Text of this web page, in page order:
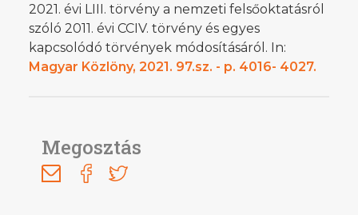
2021. évi LIII. törvény a nemzeti felsőoktatásról
szóló 2011. évi CCIV. törvény és egyes
kapcsolódó törvények módosításáról. In:
Magyar Közlöny, 2021. 97.sz. - p. 4016- 4027.
Megosztás